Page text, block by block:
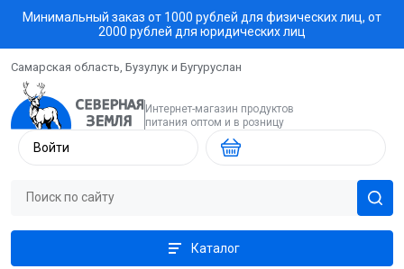
Минимальный заказ от 1000 рублей для физических лиц, от
2000 рублей для юридических лиц
Самарская область, Бузулук и Бугуруслан
Интернет-магазин продуктов
питания оптом и в розницу
Войти
Каталог